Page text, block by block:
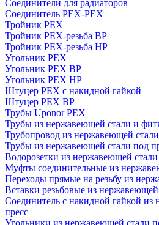
Соединители для радиаторов
Соединитель PEX-PEX
Тройник PEX
Тройник PEX-резьба ВР
Тройник PEX-резьба НР
Угольник PEX
Угольник PEX ВР
Угольник PEX НР
Штуцер PEX c накидной гайкой
Штуцер PEX ВР
Трубы Uponor PEX
Трубы из нержавеющей стали и
Трубопровод из нержавеющей
Трубы из нержавеющей стали под
Водорозетки из нержавеющей
Муфты соединительные из
Переходы прямые на резьбу из
Вставки резьбовые из
Соединитель с накидной гайкой
пресс
Угольники из нержавеющей стали